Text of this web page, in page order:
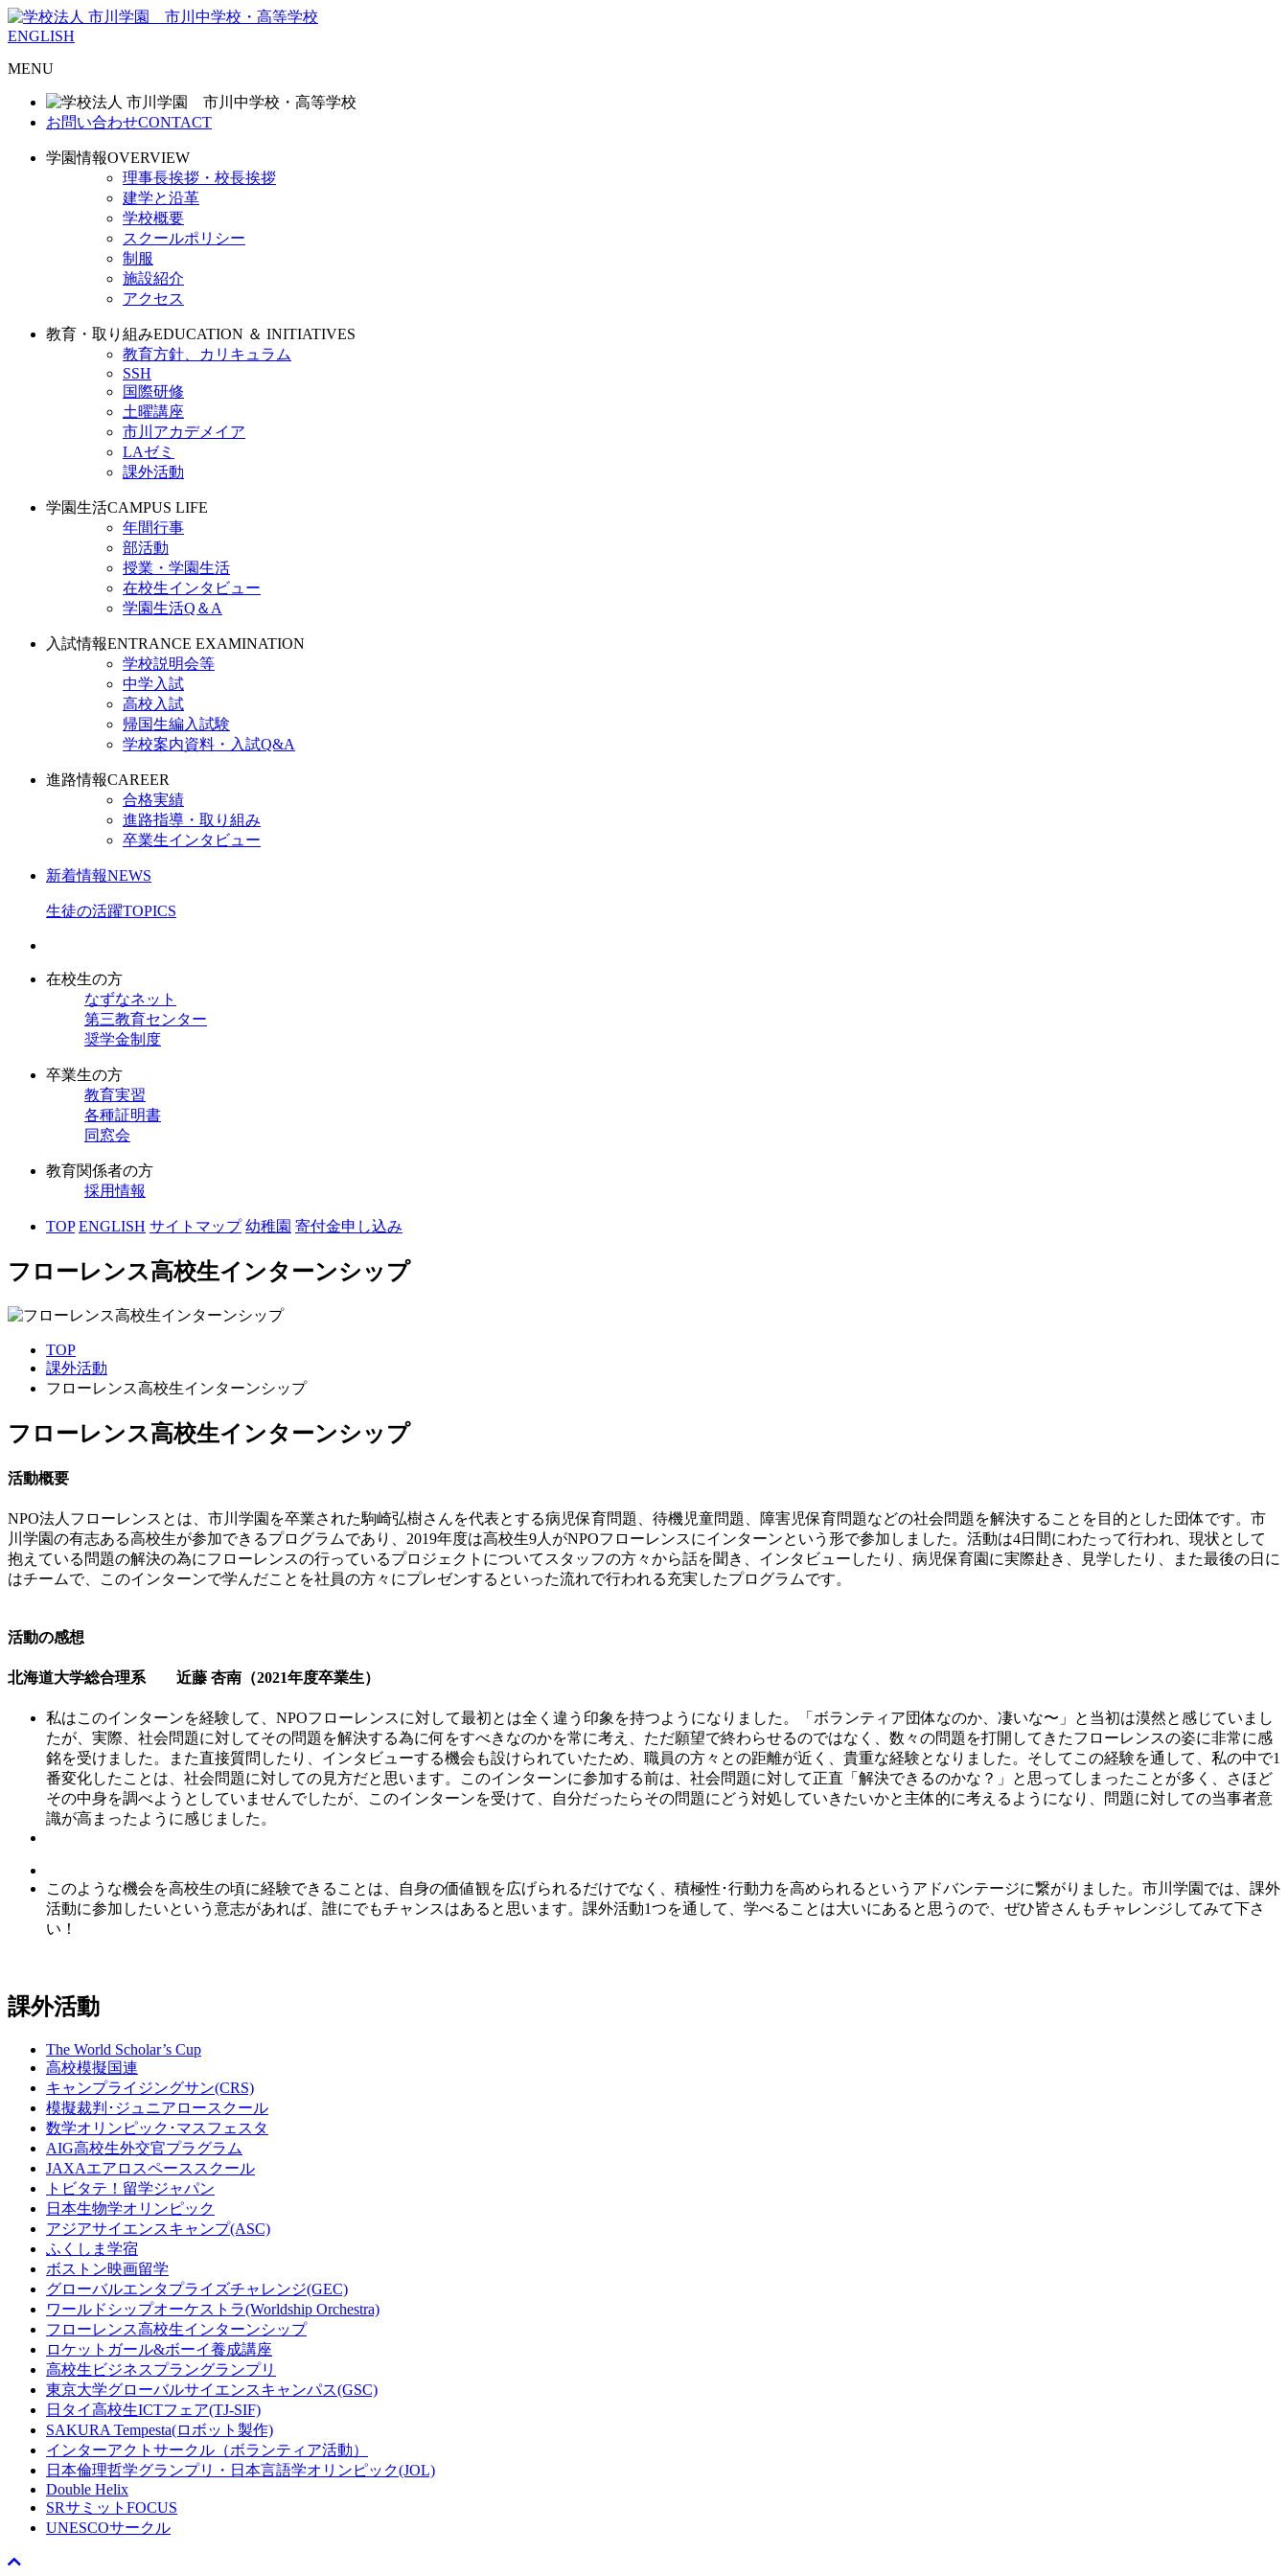
ENGLISH
MENU
お問い合わせCONTACT
学園情報OVERVIEW
理事長挨拶・校長挨拶
建学と沿革
学校概要
スクールポリシー
制服
施設紹介
アクセス
教育・取り組みEDUCATION ＆ INITIATIVES
教育方針、カリキュラム
SSH
国際研修
土曜講座
市川アカデメイア
LAゼミ
課外活動
学園生活CAMPUS LIFE
年間行事
部活動
授業・学園生活
在校生インタビュー
学園生活Q＆A
入試情報ENTRANCE EXAMINATION
学校説明会等
中学入試
高校入試
帰国生編入試験
学校案内資料・入試Q&A
進路情報CAREER
合格実績
進路指導・取り組み
卒業生インタビュー
新着情報NEWS
生徒の活躍TOPICS
在校生の方
なずなネット
第三教育センター
奨学金制度
卒業生の方
教育実習
各種証明書
同窓会
教育関係者の方
採用情報
TOP ENGLISH サイトマップ 幼稚園 寄付金申し込み
フローレンス高校生インターンシップ
TOP
課外活動
フローレンス高校生インターンシップ
フローレンス高校生インターンシップ
活動概要
NPO法人フローレンスとは、市川学園を卒業された駒崎弘樹さんを代表とする病児保育問題、待機児童問題、障害児保育問題などの社会問題を解決することを目的とした団体です。市
川学園の有志ある高校生が参加できるプログラムであり、2019年度は高校生9人がNPOフローレンスにインターンという形で参加しました。活動は4日間にわたって行われ、現状として
抱えている問題の解決の為にフローレンスの行っているプロジェクトについてスタッフの方々から話を聞き、インタビューしたり、病児保育園に実際赴き、見学したり、また最後の日に
はチームで、このインターンで学んだことを社員の方々にプレゼンするといった流れで行われる充実したプログラムです。
活動の感想
北海道大学総合理系 近藤 杏南（2021年度卒業生）
私はこのインターンを経験して、NPOフローレンスに対して最初とは全く違う印象を持つようになりました。「ボランティア団体なのか、凄いな〜」と当初は漠然と感じていまし
たが、実際、社会問題に対してその問題を解決する為に何をすべきなのかを常に考え、ただ願望で終わらせるのではなく、数々の問題を打開してきたフローレンスの姿に非常に感
銘を受けました。また直接質問したり、インタビューする機会も設けられていたため、職員の方々との距離が近く、貴重な経験となりました。そしてこの経験を通して、私の中で1
番変化したことは、社会問題に対しての見方だと思います。このインターンに参加する前は、社会問題に対して正直「解決できるのかな？」と思ってしまったことが多く、さほど
その中身を調べようとしていませんでしたが、このインターンを受けて、自分だったらその問題にどう対処していきたいかと主体的に考えるようになり、問題に対しての当事者意
識が高まったように感じました。
このような機会を高校生の頃に経験できることは、自身の価値観を広げられるだけでなく、積極性･行動力を高められるというアドバンテージに繋がりました。市川学園では、課外
活動に参加したいという意志があれば、誰にでもチャンスはあると思います。課外活動1つを通して、学べることは大いにあると思うので、ぜひ皆さんもチャレンジしてみて下さ
い！
課外活動
The World Scholar’s Cup
高校模擬国連
キャンプライジングサン(CRS)
模擬裁判･ジュニアロースクール
数学オリンピック･マスフェスタ
AIG高校生外交官プラグラム
JAXAエアロスペーススクール
トビタテ！留学ジャパン
日本生物学オリンピック
アジアサイエンスキャンプ(ASC)
ふくしま学宿
ボストン映画留学
グローバルエンタプライズチャレンジ(GEC)
ワールドシップオーケストラ(Worldship Orchestra)
フローレンス高校生インターンシップ
ロケットガール&ボーイ養成講座
高校生ビジネスプラングランプリ
東京大学グローバルサイエンスキャンパス(GSC)
日タイ高校生ICTフェア(TJ-SIF)
SAKURA Tempesta(ロボット製作)
インターアクトサークル（ボランティア活動）
日本倫理哲学グランプリ・日本言語学オリンピック(JOL)
Double Helix
SRサミットFOCUS
UNESCOサークル